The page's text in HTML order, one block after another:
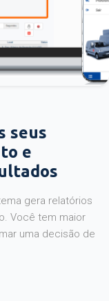
seus
e
gera relatórios
Você tem maior
uma decisão de